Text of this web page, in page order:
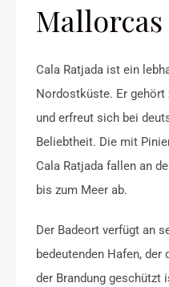
Mallorcas
Cala Ratjada ist ein
Nordostküste. Er gehört
und erfreut sich bei
Beliebtheit. Die mit
Cala Ratjada fallen an
bis zum Meer ab.
Der Badeort verfügt an
bedeutenden Hafen,
der Brandung geschützt